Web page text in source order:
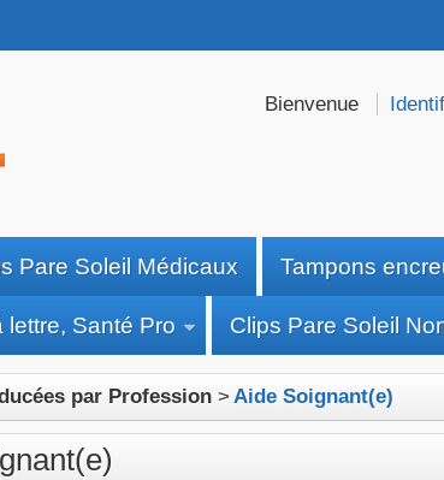
Bienvenue
Pare Soleil Médicaux Tampons
lettre, Santé Pro Clips Pare Soleil
par Profession > Aide Soignant(e)